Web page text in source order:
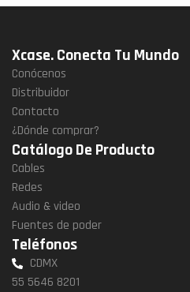
Xcase. Conecta Tu Mundo
Conócenos
Distribuidor
Contacto
¿Dónde comprar?
Catálogo De Producto
Cables
Redes
Audio & video
Fuentes de poder
Teléfonos
CDMX
55 5646 8201